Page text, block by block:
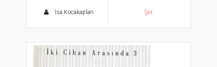
İsa Kocakaplan Şiir